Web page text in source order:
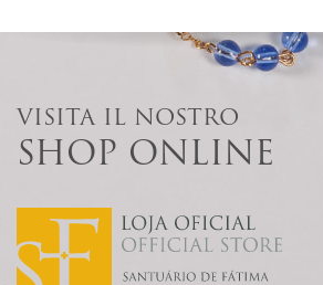
VISITA IL NOSTRO
SHOP ONLINE